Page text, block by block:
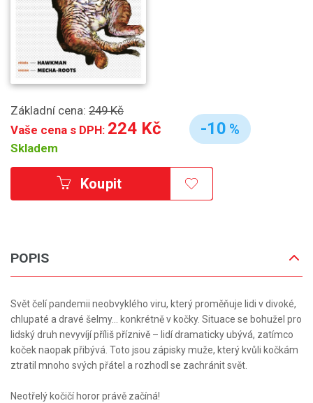
Základní cena: 249 Kč
Vaše cena s DPH: 224 Kč
Skladem
-10 %
Koupit
POPIS
Svět čelí pandemii neobvyklého viru, který proměňuje lidi v divoké,
chlupaté a dravé šelmy… konkrétně v kočky. Situace se bohužel pro
lidský druh nevyvíjí příliš příznivě – lidí dramaticky ubývá, zatímco
koček naopak přibývá. Toto jsou zápisky muže, který kvůli kočkám
ztratil mnoho svých přátel a rozhodl se zachránit svět.
Neotřelý kočičí horor právě začíná!